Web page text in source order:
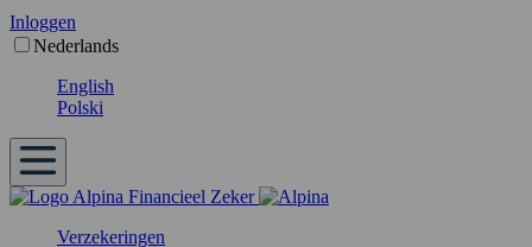
Inloggen
Nederlands
English
Polski
Verzekeringen